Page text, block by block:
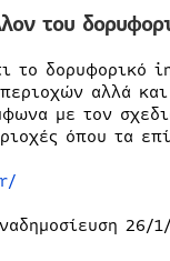
του
το
αλλά
με τον
όπου τα
26/